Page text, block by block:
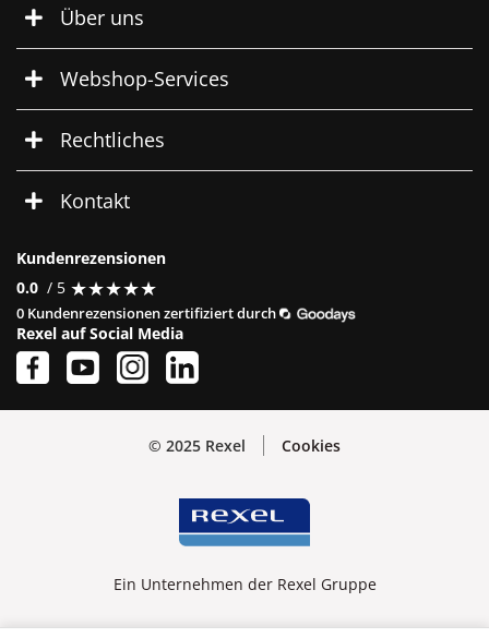
Über uns
Webshop-Services
Rechtliches
Kontakt
Kundenrezensionen
0.0 / 5 ★★★★★
★★★★★
0 Kundenrezensionen zertifiziert durch
Rexel auf Social Media
© 2025 Rexel Cookies
Ein Unternehmen der Rexel Gruppe